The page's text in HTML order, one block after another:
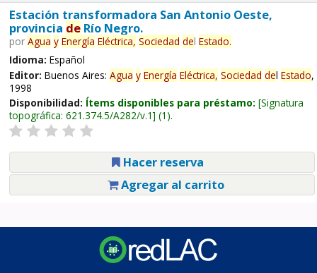
Estación transformadora San Antonio Oeste,
provincia deRío Negro.
por Agua y Energía Eléctrica, Sociedad del Estado.
Idioma: Español
Editor: Buenos Aires: Agua y Energía Eléctrica, Sociedad del Estado,
1998
Disponibilidad: Ítems disponibles para préstamo: Signatura
topográfica: 621.374.5/A282/v.1 (1).
Hacer reserva
Agregar al carrito